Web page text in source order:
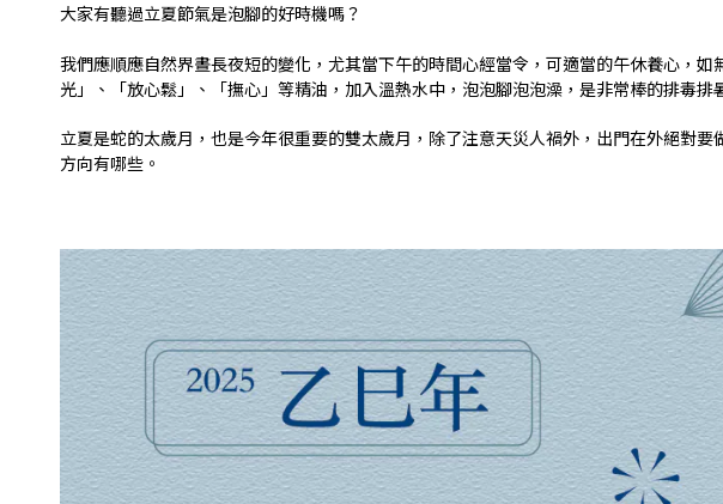
大家有聽過立夏節氣是泡腳的好時機嗎？
我們應順應自然界晝長夜短的變化，尤其當下午的時間心經當令，可適當的午休養心，
光」、「放心鬆」、「撫心」等精油，加入溫熱水中，泡泡腳泡泡澡，是非常棒的排毒排
立夏是蛇的太歲月，也是今年很重要的雙太歲月，除了注意天災人禍外，出門在外絕對
方向有哪些。